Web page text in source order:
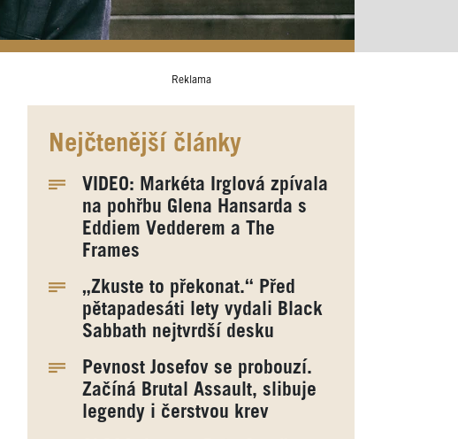
Reklama
Nejčtenější články
VIDEO: Markéta Irglová zpívala
na pohřbu Glena Hansarda s
Eddiem Vedderem a The
Frames
„Zkuste to překonat.“ Před
pětapadesáti lety vydali Black
Sabbath nejtvrdší desku
Pevnost Josefov se probouzí.
Začíná Brutal Assault, slibuje
legendy i čerstvou krev